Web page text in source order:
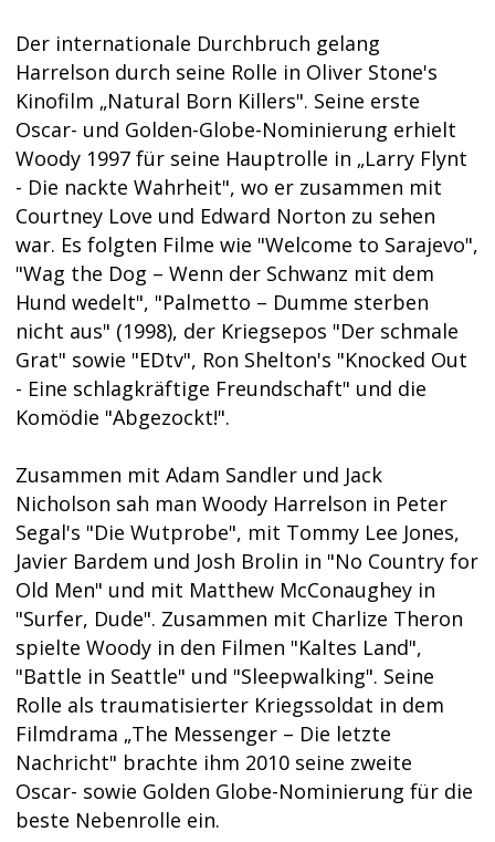
Der internationale Durchbruch gelang
Harrelson durch seine Rolle in Oliver Stone's
Kinofilm „Natural Born Killers". Seine erste
Oscar- und Golden-Globe-Nominierung erhielt
Woody 1997 für seine Hauptrolle in „Larry Flynt
- Die nackte Wahrheit", wo er zusammen mit
Courtney Love und Edward Norton zu sehen
war. Es folgten Filme wie "Welcome to Sarajevo",
"Wag the Dog – Wenn der Schwanz mit dem
Hund wedelt", "Palmetto – Dumme sterben
nicht aus" (1998), der Kriegsepos "Der schmale
Grat" sowie "EDtv", Ron Shelton's "Knocked Out
- Eine schlagkräftige Freundschaft" und die
Komödie "Abgezockt!".
Zusammen mit Adam Sandler und Jack
Nicholson sah man Woody Harrelson in Peter
Segal's "Die Wutprobe", mit Tommy Lee Jones,
Javier Bardem und Josh Brolin in "No Country for
Old Men" und mit Matthew McConaughey in
"Surfer, Dude". Zusammen mit Charlize Theron
spielte Woody in den Filmen "Kaltes Land",
"Battle in Seattle" und "Sleepwalking". Seine
Rolle als traumatisierter Kriegssoldat in dem
Filmdrama „The Messenger – Die letzte
Nachricht" brachte ihm 2010 seine zweite
Oscar- sowie Golden Globe-Nominierung für die
beste Nebenrolle ein.